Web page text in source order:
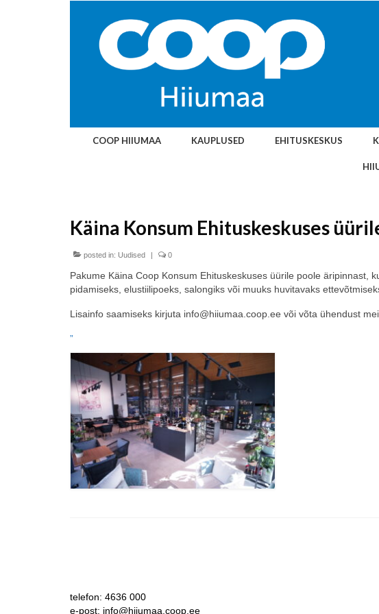
COOP HIIUMAA KAUPLUSED EHITUSKESKUS
Käina Konsum Ehituskeskuses
posted in: Uudised | 0
Pakume Käina Coop Konsum Ehituskeskuses üürile poole äripinnast,
pidamiseks, elustiilipoeks, salongiks või muuks huvitavaks
Lisainfo saamiseks kirjuta info@hiiumaa.coop.ee või võta ühendust
”
telefon: 4636 000
e-post: info@hiiumaa.coop.ee